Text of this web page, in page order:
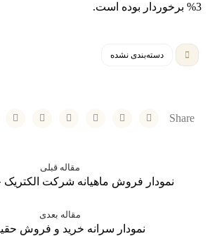
3% برخوردار بوده است.
دسته‌بندی نشده
مقاله قبلی
نمودار فروش ماهیانه شرکت
مقاله بعدی
نمودار سرانه خرید و فروش